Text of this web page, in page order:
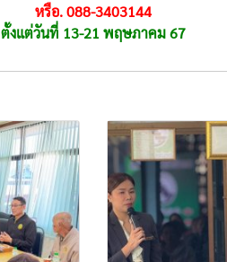
หรือ. 088-3403144
ตั้งแต่วันที่ 13-21 พฤษภาคม 67